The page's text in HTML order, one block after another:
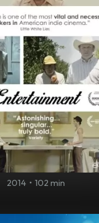
2014 • 102 min